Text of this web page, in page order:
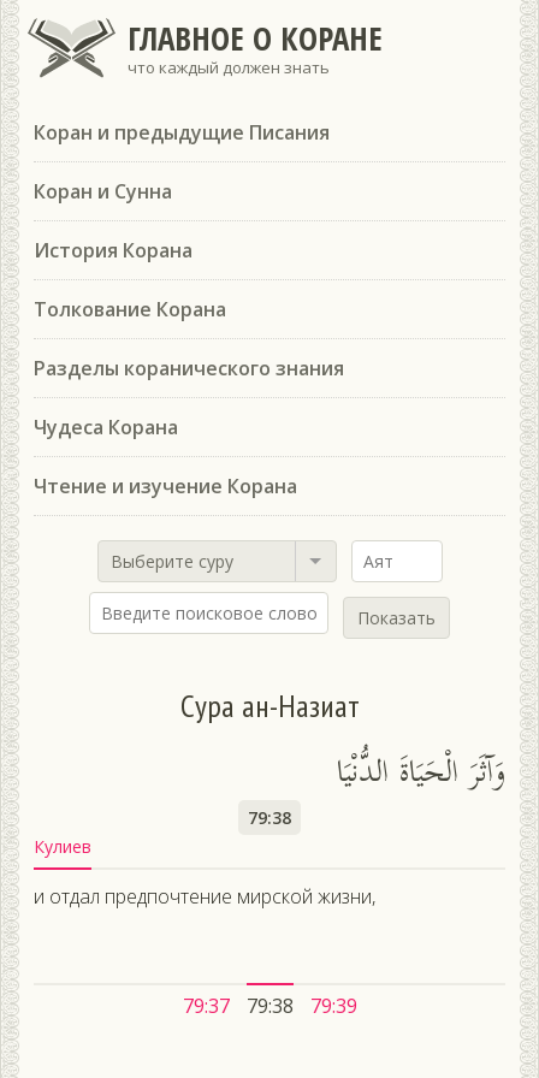
ГЛАВНОЕ О КОРАНЕ
что каждый должен знать
Коран и предыдущие Писания
Коран и Сунна
История Корана
Толкование Корана
Разделы коранического знания
Чудеса Корана
Чтение и изучение Корана
Выберите суру
Показать
Сура ан-Назиат
وَآثَرَ الْحَيَاةَ الدُّنْيَا
79:38
Кулиев
и отдал предпочтение мирской жизни,
79:37 79:38 79:39